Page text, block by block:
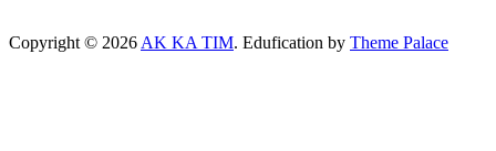
Copyright © 2026 AK KA TIM. Edufication by Theme Palace